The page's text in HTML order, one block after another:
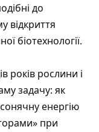
до
відкриття
біотехнології.
років рослини і
задачу: як
енергію
при